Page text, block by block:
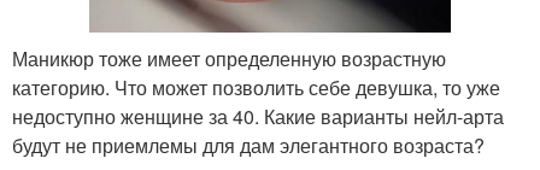
Маникюр тоже имеет определенную возрастную
категорию. Что может позволить себе девушка, то уже
недоступно женщине за 40. Какие варианты нейл-арта
будут не приемлемы для дам элегантного возраста?